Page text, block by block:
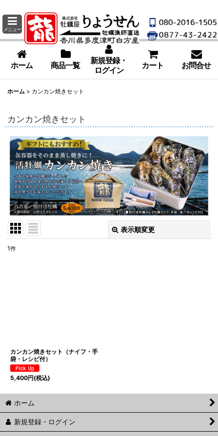
メニュー
ホーム 商品一覧
新規登録・
ログイン
カート お問合せ
ホーム > カンカン焼きセット
カンカン焼きセット
表示順変更
1件
カンカン焼きセット（ナイフ・手
袋・レシピ付）
5,400円(税込)
ホーム
新規登録・ログイン